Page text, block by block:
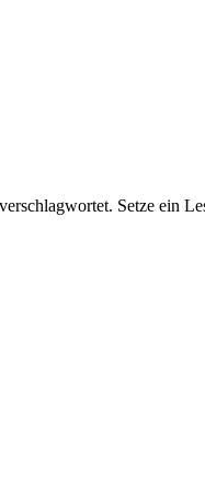
verschlagwortet. Setze ein